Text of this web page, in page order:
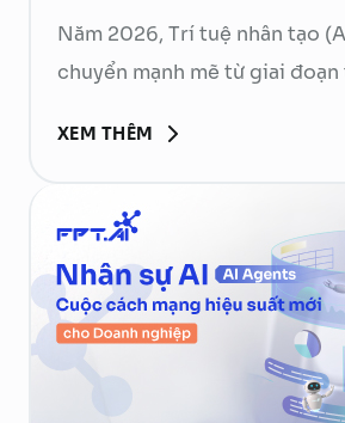
Năm 2026, Trí tuệ nhân tạo
chuyển mạnh mẽ từ giai
doanh nghiệp cần nhanh
lược để biến AI thành năng
thực sự. Với sự cố vấn của
công nghệ hàng …Continued
XEM THÊM